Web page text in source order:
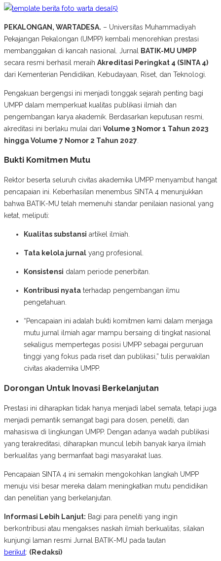
PEKALONGAN, WARTADESA. – Universitas Muhammadiyah
Pekajangan Pekalongan (UMPP) kembali menorehkan prestasi
membanggakan di kancah nasional. Jurnal
BATIK-MU UMPP
secara resmi berhasil meraih Akreditasi Peringkat 4 (SINTA 4)
dari Kementerian Pendidikan, Kebudayaan, Riset, dan Teknologi.
Pengakuan bergengsi ini menjadi tonggak sejarah penting bagi
UMPP dalam memperkuat kualitas publikasi ilmiah dan
pengembangan karya akademik. Berdasarkan keputusan resmi,
akreditasi ini berlaku mulai dari Volume 3 Nomor 1 Tahun 2023
hingga Volume 7 Nomor 2 Tahun 2027
Bukti Komitmen Mutu
Rektor beserta seluruh civitas akademika UMPP menyambut hangat
pencapaian ini. Keberhasilan menembus SINTA 4 menunjukkan
bahwa BATIK-MU telah memenuhi standar penilaian nasional yang
ketat, meliputi:
Kualitas substansi artikel ilmiah.
Tata kelola jurnal yang profesional.
Konsistensi dalam periode penerbitan.
Kontribusi nyata terhadap pengembangan ilmu
pengetahuan.
“Pencapaian ini adalah bukti komitmen kami dalam menjaga
mutu jurnal ilmiah agar mampu bersaing di tingkat nasional
sekaligus mempertegas posisi UMPP sebagai perguruan
tinggi yang fokus pada riset dan publikasi,” tulis perwakilan
civitas akademika UMPP.
Dorongan Untuk Inovasi Berkelanjutan
Prestasi ini diharapkan tidak hanya menjadi label semata, tetapi juga
menjadi pemantik semangat bagi para dosen, peneliti, dan
mahasiswa di lingkungan UMPP. Dengan adanya wadah publikasi
yang terakreditasi, diharapkan muncul lebih banyak karya ilmiah
berkualitas yang bermanfaat bagi masyarakat luas.
Pencapaian SINTA 4 ini semakin mengokohkan langkah UMPP
menuju visi besar mereka dalam meningkatkan mutu pendidikan
dan penelitian yang berkelanjutan.
Informasi Lebih Lanjut: Bagi para peneliti yang ingin
berkontribusi atau mengakses naskah ilmiah berkualitas, silakan
kunjungi laman resmi Jurnal BATIK-MU pada tautan
berikut: (Redaksi)